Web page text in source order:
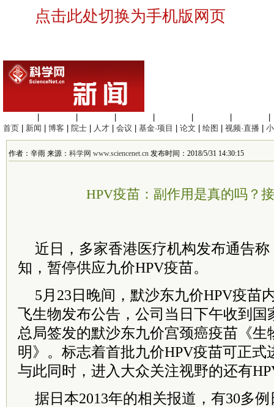
点击此处切换为手机版网页
首页
新闻 博客 院士 人才 会议 基金·项目 论文 绘图 视频·直播
作者：辛雨 来源： 科学网 www.sciencenet.cn 发布时间：2018/5/31 14:30:15
HPV疫苗：副作用是真的吗？
近日，多家香港医疗机构发布通告
知，暂停供应九价HPV疫苗。
5月23日晚间，默沙东九价HPV疫苗
飞生物发布公告，公司当日下午收到国
总局签发的默沙东九价宫颈癌疫苗《生
明》。标志着首批九价HPV疫苗可正式
与此同时，进入大众关注视野的还有
据日本2013年的相关报道，有30多